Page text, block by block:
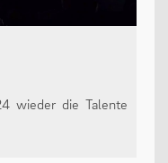
wieder die Talente